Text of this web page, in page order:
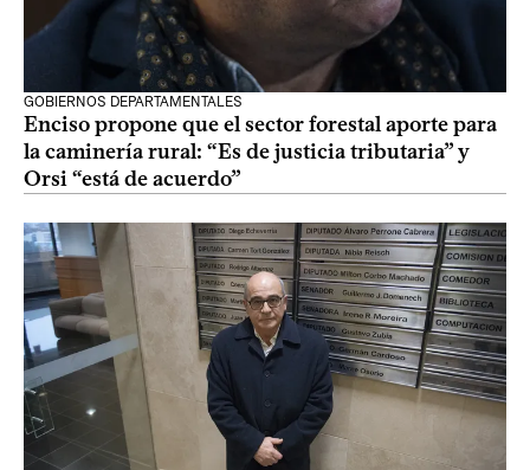
GOBIERNOS DEPARTAMENTALES
Enciso propone que el sector forestal aporte para
la caminería rural: “Es de justicia tributaria” y
Orsi “está de acuerdo”